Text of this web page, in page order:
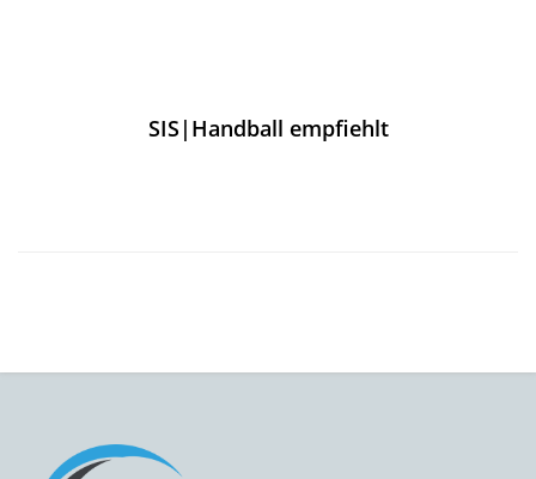
SIS|Handball empfiehlt